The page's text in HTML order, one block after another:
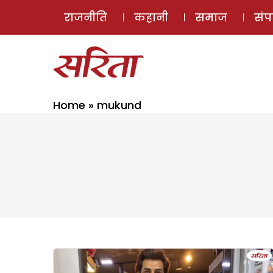
राजनीति कहानी समाज
Home » mukund